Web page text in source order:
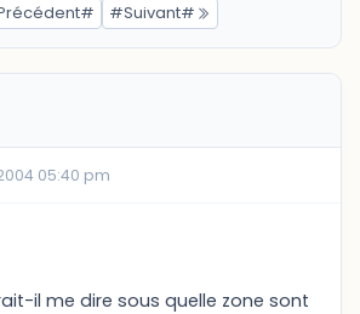
#Suivant#
05:40 pm
il me dire sous quelle zone sont